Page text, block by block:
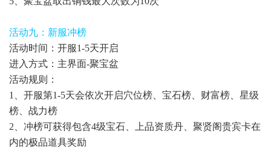
活动九：新服冲榜
活动时间：开服1-5天开启
进入方式：主界面-聚宝盆
活动规则：
1、开服第1-5天会依次开启穴位榜、宝石榜、财富榜、星级
榜、战力榜
2、冲榜可获得包含4级宝石、上品资质丹、聚贤阁贵宾卡在
内的极品道具奖励